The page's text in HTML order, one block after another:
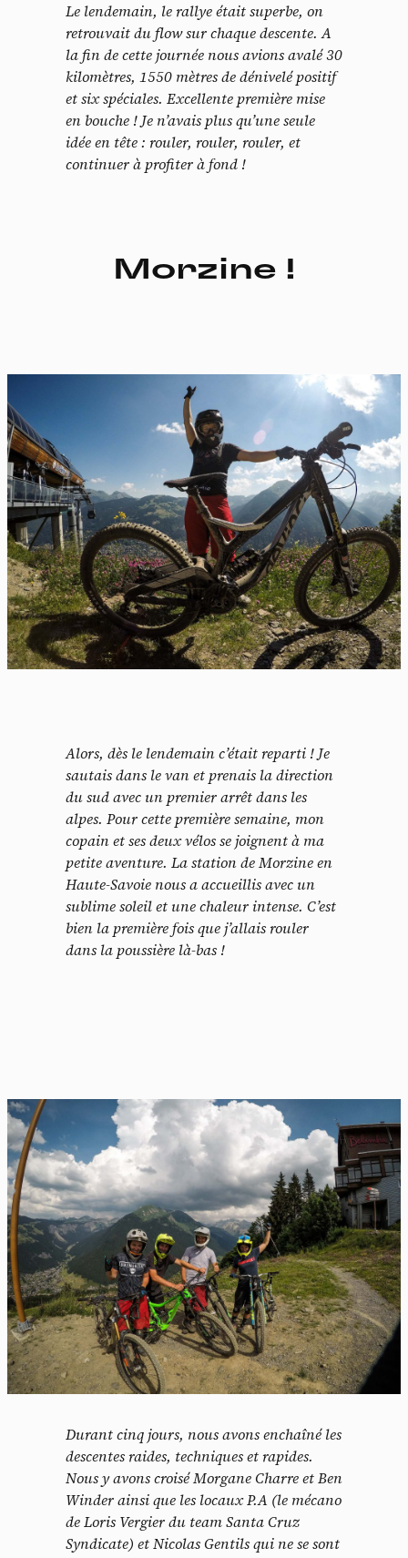
Le lendemain, le rallye était superbe, on
retrouvait du flow sur chaque descente. A
la fin de cette journée nous avions avalé 30
kilomètres, 1550 mètres de dénivelé positif
et six spéciales. Excellente première mise
en bouche ! Je n’avais plus qu’une seule
idée en tête : rouler, rouler, rouler, et
continuer à profiter à fond !
Morzine !
Alors, dès le lendemain c’était reparti ! Je
sautais dans le van et prenais la direction
du sud avec un premier arrêt dans les
alpes. Pour cette première semaine, mon
copain et ses deux vélos se joignent à ma
petite aventure. La station de Morzine en
Haute-Savoie nous a accueillis avec un
sublime soleil et une chaleur intense. C’est
bien la première fois que j’allais rouler
dans la poussière là-bas !
Durant cinq jours, nous avons enchaîné les
descentes raides, techniques et rapides.
Nous y avons croisé Morgane Charre et Ben
Winder ainsi que les locaux P.A (le mécano
de Loris Vergier du team Santa Cruz
Syndicate) et Nicolas Gentils qui ne se sont